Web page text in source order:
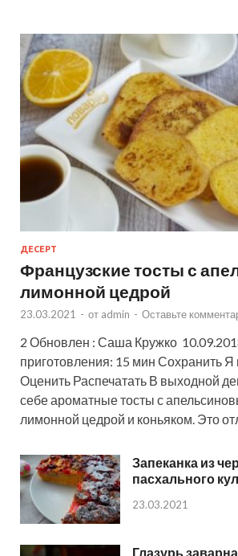
ДЕСЕРТ
Французские тосты с
лимонной цедрой
23.03.2021 - от admin - Оставьте
2 Обновлен : Саша Кружко
приготовления: 15 мин Сохранить Я
Оценить Распечатать В выходной
себе ароматные тосты с
лимонной цедрой и коньяком. Это
Запеканка из
пасхального
23.03.2021
Глазурь